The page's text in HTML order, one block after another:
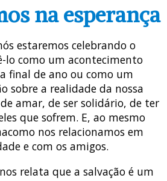
na esperança
estaremos celebrando o
lo como um acontecimento
final de ano ou como um
sobre a realidade da nossa
amar, de ser solidário, de ter
que sofrem. E, ao mesmo
nos relacionamos em
e com os amigos.
relata que a salvação é um